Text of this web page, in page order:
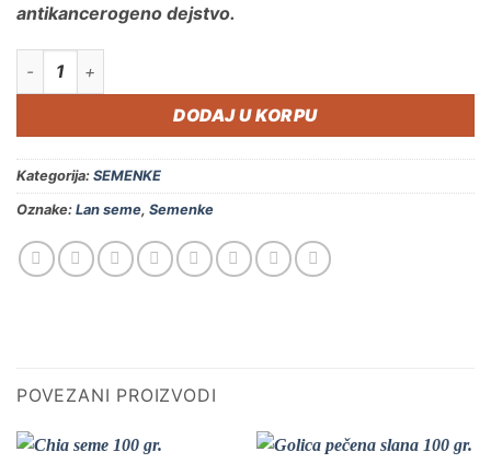
antikancerogeno dejstvo.
Lan seme 1kg. količina
DODAJ U KORPU
Kategorija: SEMENKE
Oznake: Lan seme, Semenke
POVEZANI PROIZVODI